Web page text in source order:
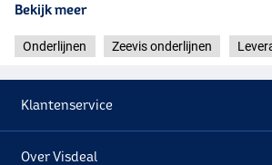
Bekijk meer
Onderlijnen Zeevis onderlijnen
Klantenservice
Over Visdeal